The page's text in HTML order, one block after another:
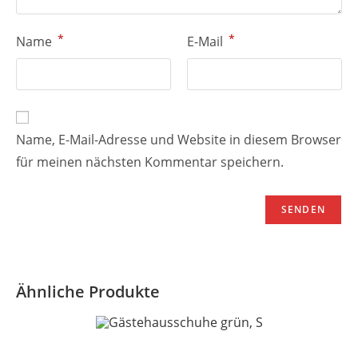
Name * E-Mail *
Name, E-Mail-Adresse und Website in diesem Browser
für meinen nächsten Kommentar speichern.
Ähnliche Produkte